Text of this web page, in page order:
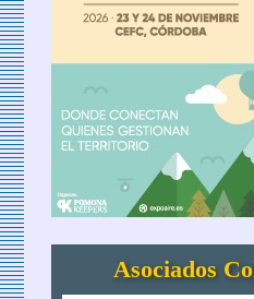
Asociados